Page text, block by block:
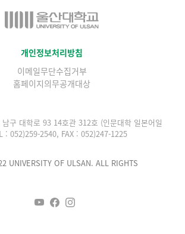
학과
집물질물리인재교육연구단
인재양성센터
육성사업(LINC3.0)사업단
랫폼
개인정보처리방침
이메일무단수집거부
홈페이지의무공개대상
구 대학로 93 14호관 312호 (인문대학 일본어일
: 052)259-2540, FAX : 052)247-1225
UNIVERSITY OF ULSAN. ALL RIGHTS